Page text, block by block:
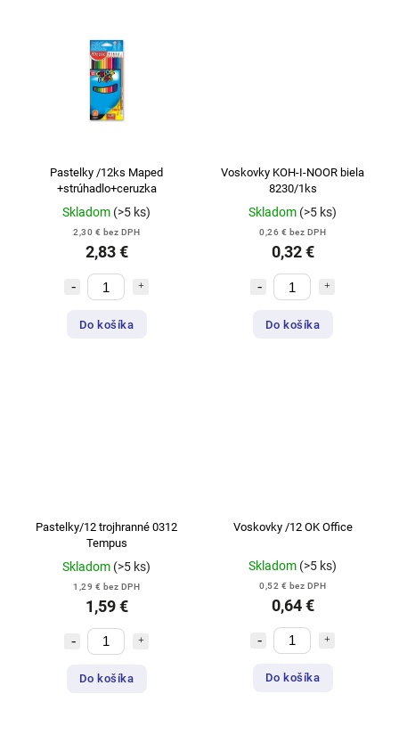
Pastelky /12ks Maped
+strúhadlo+ceruzka
Skladom (>5 ks)
2,30 € bez DPH
2,83 €
Do košíka
Voskovky KOH-I-NOOR biela
8230/1ks
Skladom (>5 ks)
0,26 € bez DPH
0,32 €
Do košíka
Pastelky/12 trojhranné 0312
Tempus
Skladom (>5 ks)
1,29 € bez DPH
1,59 €
Do košíka
Voskovky /12 OK Office
Skladom (>5 ks)
0,52 € bez DPH
0,64 €
Do košíka